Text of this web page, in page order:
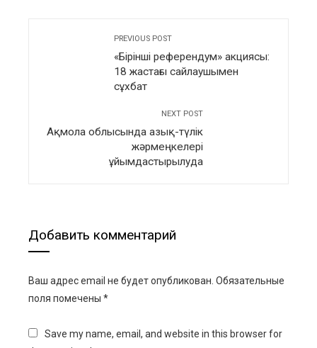
PREVIOUS POST
«Бірінші референдум» акциясы:
18 жастағы сайлаушымен
сұхбат
NEXT POST
Ақмола облысында азық-түлік
жәрмеңкелері
ұйымдастырылуда
Добавить комментарий
Ваш адрес email не будет опубликован. Обязательные
поля помечены *
Save my name, email, and website in this browser for